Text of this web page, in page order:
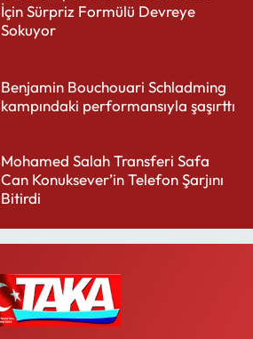
İçin Sürpriz Formülü Devreye
Sokuyor
Benjamin Bouchouari Schladming
kampındaki performansıyla şaşırttı
Mohamed Salah Transferi Safa
Can Konuksever’in Telefon Şarjını
Bitirdi